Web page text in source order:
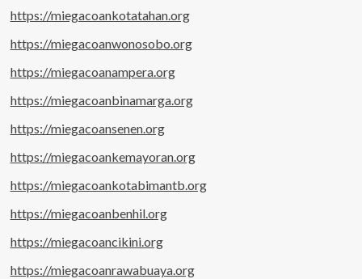
https://miegacoankotatahan.org
https://miegacoanwonosobo.org
https://miegacoanampera.org
https://miegacoanbinamarga.org
https://miegacoansenen.org
https://miegacoankemayoran.org
https://miegacoankotabimantb.org
https://miegacoanbenhil.org
https://miegacoancikini.org
https://miegacoanrawabuaya.org